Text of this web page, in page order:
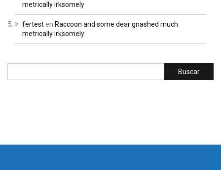
metrically irksomely
fertesten Raccoon and some dear gnashed much
metrically irksomely